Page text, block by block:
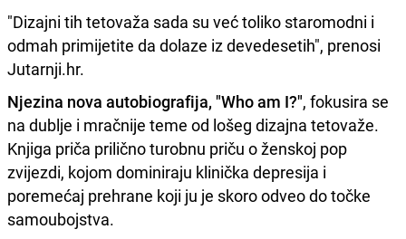
"Dizajni tih tetovaža sada su već toliko staromodni i
odmah primijetite da dolaze iz devedesetih", prenosi
Jutarnji.hr.
Njezina nova autobiografija, "Who am I?", fokusira se
na dublje i mračnije teme od lošeg dizajna tetovaže.
Knjiga priča prilično turobnu priču o ženskoj pop
zvijezdi, kojom dominiraju klinička depresija i
poremećaj prehrane koji ju je skoro odveo do točke
samoubojstva.